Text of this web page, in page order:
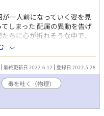
一人前になっていく姿を見
しまった 配属の異動を告げ
ちに心が折れそうな中で、
は私に乗るために生まれて
だ甘い声で告げた ：注意：
*)
最終更新日 2022.6.12 登録日 2022.5.28
毒を吐く（物理）